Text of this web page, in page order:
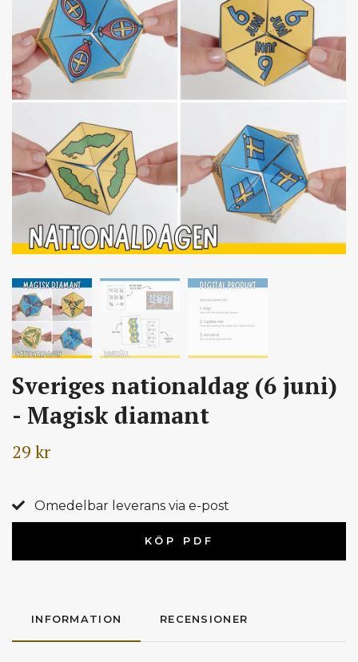
Sveriges nationaldag (6 juni)
- Magisk diamant
29 kr
Omedelbar leverans via e-post
KÖP PDF
INFORMATION RECENSIONER